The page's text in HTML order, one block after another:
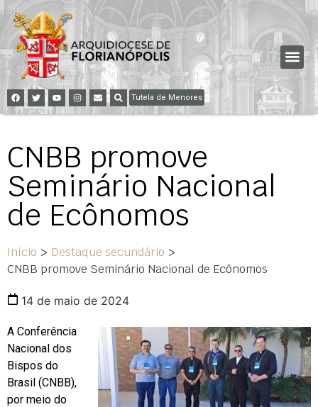
Tutela de Menores
CNBB promove
Seminário Nacional
de Ecônomos
Início > Destaque secundário >
CNBB promove Seminário Nacional de Ecônomos
14 de maio de 2024
A Conferência
Nacional dos
Bispos do
Brasil (CNBB),
por meio do